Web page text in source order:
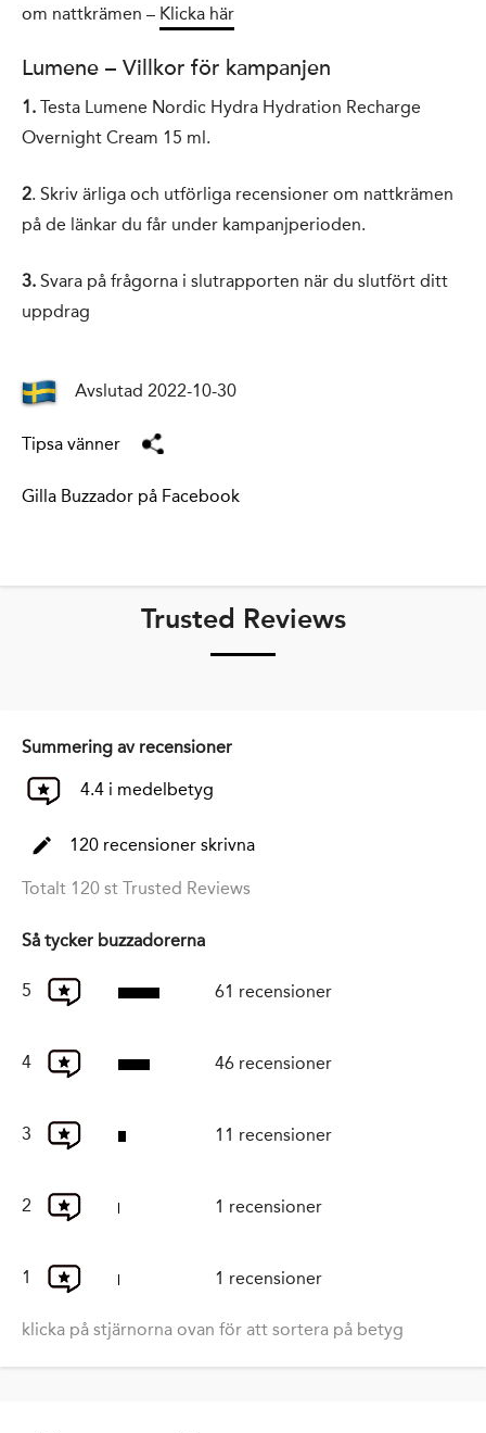
om nattkrämen – Klicka här
Lumene – Villkor för kampanjen
1. Testa Lumene Nordic Hydra Hydration Recharge
Overnight Cream 15 ml.
2. Skriv ärliga och utförliga recensioner om nattkrämen
på de länkar du får under kampanjperioden.
3. Svara på frågorna i slutrapporten när du slutfört ditt
uppdrag
Avslutad 2022-10-30
Tipsa vänner
Gilla Buzzador på Facebook
Trusted Reviews
Summering av recensioner
4.4 i medelbetyg
120 recensioner skrivna
Totalt 120 st Trusted Reviews
Så tycker buzzadorerna
5 61 recensioner
4 46 recensioner
3 11 recensioner
2 1 recensioner
1 1 recensioner
klicka på stjärnorna ovan för att sortera på betyg